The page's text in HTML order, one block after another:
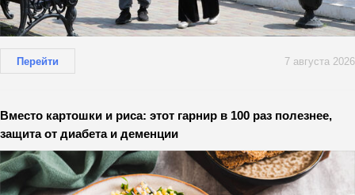
Перейти 7 августа 2026
Вместо картошки и риса: этот гарнир в 100 раз полезнее,
защита от диабета и деменции